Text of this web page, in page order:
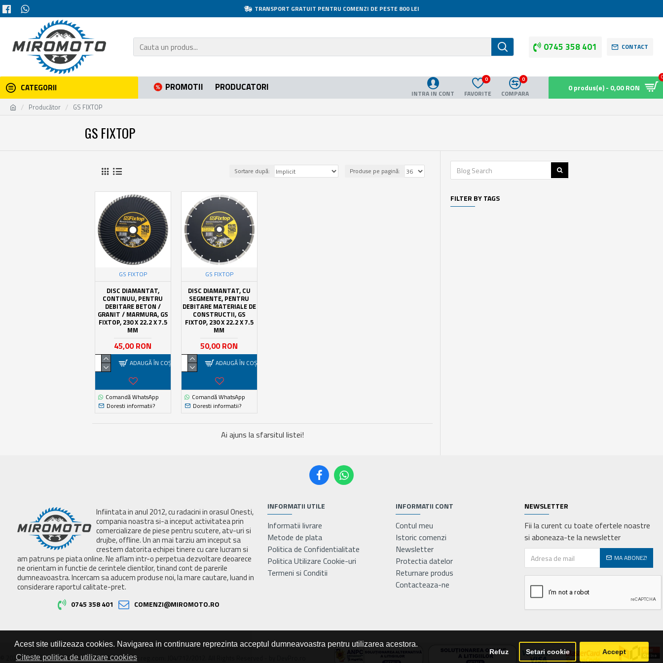
Acest site utilizeaza cookies. Navigarea in continuare reprezinta acceptul dumneavoastra pentru utilizarea acestora.
Citeste politica de utilizare cookies
Refuz Setari cookie Accept
TRANSPORT GRATUIT PENTRU COMENZI DE PESTE 800 LEI
0745 358 401 CONTACT
CATEGORII PROMOTII PRODUCATORI
INTRA IN CONT FAVORITE
0
COMPARA
0
0 produs(e) - 0,00 RON
Producător GS FIXTOP
GS FIXTOP
Sortare după: Produse pe pagină:
GS FIXTOP
DISC DIAMANTAT,
CONTINUU, PENTRU
DEBITARE BETON /
GRANIT / MARMURA, GS
FIXTOP, 230 X 22.2 X 7.5
MM
45,00 RON
ADAUGĂ ÎN COŞ
Comandă WhatsApp
Doresti informatii?
GS FIXTOP
DISC DIAMANTAT, CU
SEGMENTE, PENTRU
DEBITARE MATERIALE DE
CONSTRUCTII, GS
FIXTOP, 230 X 22.2 X 7.5
MM
50,00 RON
ADAUGĂ ÎN COŞ
Comandă WhatsApp
Doresti informatii?
Ai ajuns la sfarsitul listei!
FILTER BY TAGS
Infiintata in anul 2012, cu radacini in orasul Onesti,
compania noastra si-a inceput activitatea prin
comercializare de piese pentru scutere, atv-uri si
drujbe, offline. Un an mai tarziu am inceput sa
crestem datorita echipei tinere cu care lucram si
am patruns pe piata online. Ne aflam intr-o perpetua dezvoltare deoarece
ne orientam in functie de cerintele clientilor, tinand cont de parerile
dumneavoastra. Incercam sa aducem produse noi, la mare cautare, luand in
considerare raportul calitate-pret.
0745 358 401 COMENZI@MIROMOTO.RO
INFORMATII UTILE
Informatii livrare
Metode de plata
Politica de Confidentialitate
Politica Utilizare Cookie-uri
Termeni si Conditii
INFORMATII CONT
Contul meu
Istoric comenzi
Newsletter
Protectia datelor
Returnare produs
Contacteaza-ne
NEWSLETTER
Fii la curent cu toate ofertele noastre
si aboneaza-te la newsletter
MA ABONEZ!
© 2026 MIRALEX PARTS SRL, CIF: RO30468586, Nr.reg.com: J04/712/2012. All Rights Reserved - by DevPro.ro